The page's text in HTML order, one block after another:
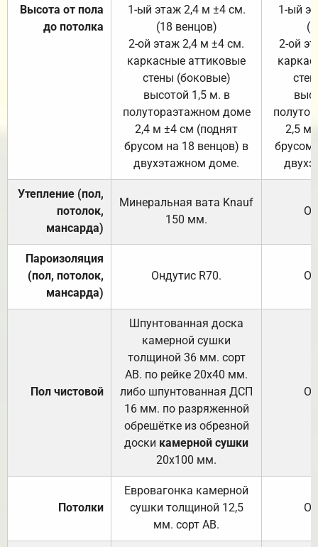
Высота от пола
до потолка
1-ый этаж 2,4 м ±4 см.
(18 венцов)
2-ой этаж 2,4 м ±4 см.
каркасные аттиковые
стены (боковые)
высотой 1,5 м. в
полутораэтажном доме
2,4 м ±4 см (поднят
брусом на 18 венцов) в
двухэтажном доме.
1-ый
2-ой
2,5 м
брусом
Утепление (пол,
потолок,
мансарда)
Минеральная вата Knauf
150 мм.
Пароизоляция
(пол, потолок,
мансарда)
Ондутис R70.
Пол чистовой
Шпунтованная доска
камерной сушки
толщиной 36 мм. сорт
АВ. по рейке 20х40 мм.
либо шпунтованная ДСП
16 мм. по разряженной
обрешётке из обрезной
доски камерной сушки
20х100 мм.
Потолки
Евровагонка камерной
сушки толщиной 12,5
мм. сорт АВ.